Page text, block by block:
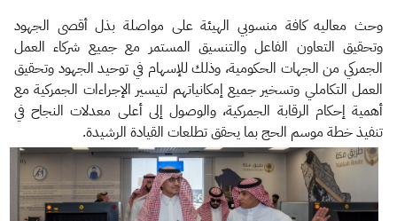
وحث معاليه كافة منسوبي الهيئة على مواصلة بذل أقصى الجهود
وتحقيق التعاون الفاعل والتنسيق المستمر مع جميع شركاء العمل
الجمركي من الجهات الحكومية، وذلك للإسهام في توحيد الجهود وتحقيق
العمل التكاملي وتسخير جميع إمكانياتهم لتيسير الإجراءات الجمركية مع
أهمية إحكام الرقابة الجمركية، والوصول إلى أعلى معدلات النجاح في
تنفيذ خطة موسم الحج بما يحقق تطلعات القيادة الرشيدة.